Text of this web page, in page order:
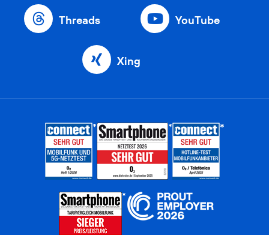
Threads YouTube
Xing